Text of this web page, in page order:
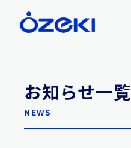
お知らせ一覧
NEWS